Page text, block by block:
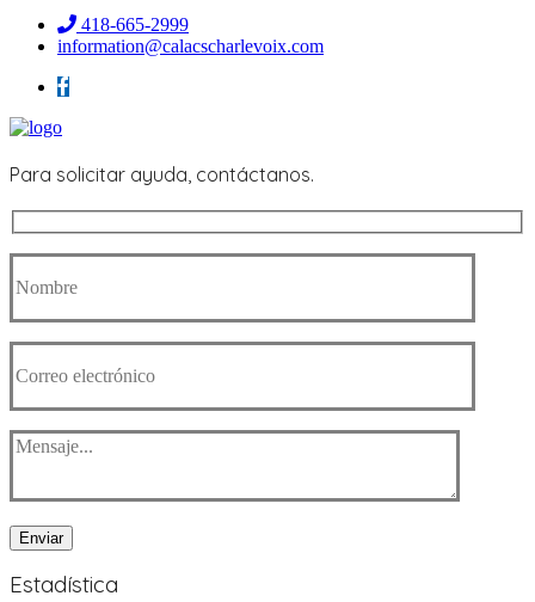
418-665-2999
information@calacscharlevoix.com
Para solicitar ayuda, contáctanos.
Enviar
Estadística